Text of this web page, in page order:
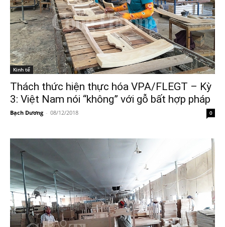
Kinh tế
Thách thức hiện thực hóa VPA/FLEGT – Kỳ
3: Việt Nam nói “không” với gỗ bất hợp pháp
Bạch Dương - 08/12/2018 0